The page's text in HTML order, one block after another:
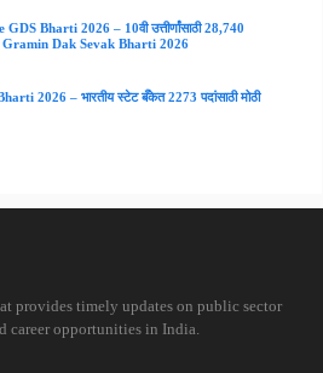
Bharti 2026 – 10वी उत्तीर्णांसाठी 28,740
| Gramin Dak Sevak Bharti 2026
2026 – भारतीय स्टेट बँकेत 2273 पदांसाठी मोठी
provides timely updates on public sector
career opportunities in India.